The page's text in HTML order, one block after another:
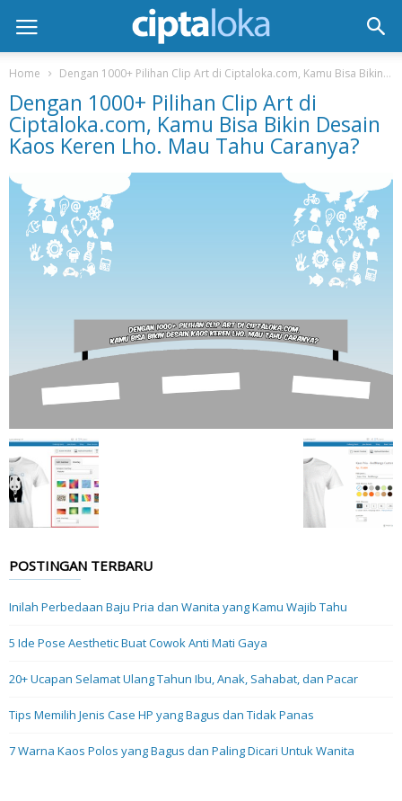
Home Dengan 1000+ Pilihan Clip Art di Ciptaloka.com, Kamu Bisa Bikin Desain Kaos Keren Lho. Mau Tahu Caranya?
Dengan 1000+ Pilihan Clip Art di
Ciptaloka.com, Kamu Bisa Bikin Desain
Kaos Keren Lho. Mau Tahu Caranya?
POSTINGAN TERBARU
Inilah Perbedaan Baju Pria dan Wanita yang Kamu Wajib Tahu
5 Ide Pose Aesthetic Buat Cowok Anti Mati Gaya
20+ Ucapan Selamat Ulang Tahun Ibu, Anak, Sahabat, dan Pacar
Tips Memilih Jenis Case HP yang Bagus dan Tidak Panas
7 Warna Kaos Polos yang Bagus dan Paling Dicari Untuk Wanita